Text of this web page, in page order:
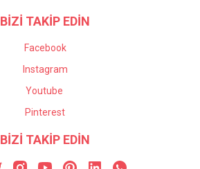
BİZİ TAKİP EDİN
Facebook
Instagram
Youtube
Pinterest
BİZİ TAKİP EDİN